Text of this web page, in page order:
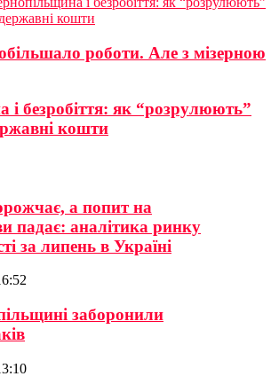
кошти
роботи. Але з мізерною
і безробіття: як “розрулюють”
кошти
а попит на
падає: аналітика ринку
за липень в Україні
заборонили